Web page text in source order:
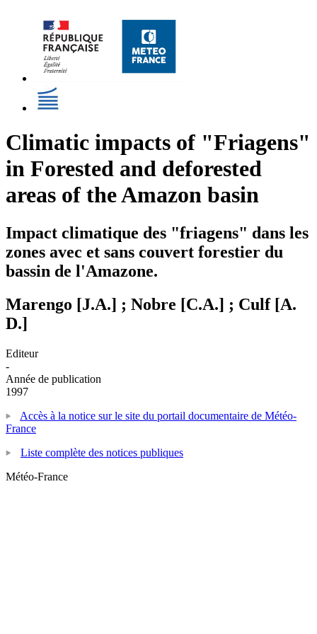
Climatic impacts of "Friagens"
in Forested and deforested
areas of the Amazon basin
Impact climatique des "friagens" dans les
zones avec et sans couvert forestier du
bassin de l'Amazone.
Marengo [J.A.] ; Nobre [C.A.] ; Culf [A.
D.]
Editeur
-
Année de publication
1997
Accès à la notice sur le site du portail documentaire de Météo-
France
Liste complète des notices publiques
Météo-France